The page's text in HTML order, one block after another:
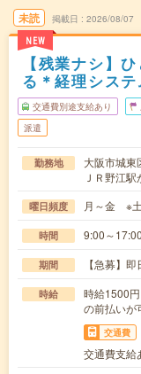
未読
NEW
掲載日 2026/08/07
【残業ナシ】
る＊経理シス
交通費別途支給あり
派遣
勤務地
大阪市城東
ＪＲ野江
曜日頻度 月～金 ※
時間 9:00～
期間 【急募】
時給
時給1500
の前払いが
交通費
交通費支給